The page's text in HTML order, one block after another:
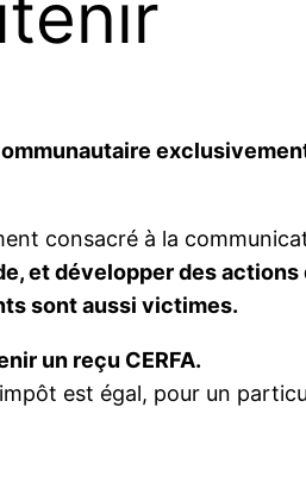
consacré à la
et développer des
sont aussi victimes.
un reçu CERFA.
est égal, pour un